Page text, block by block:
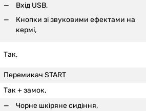
Вхід USB,
Кнопки зі звуковими ефектами на
кермі,
Так,
Перемикач START
Так + замок,
Чорне шкіряне сидіння,